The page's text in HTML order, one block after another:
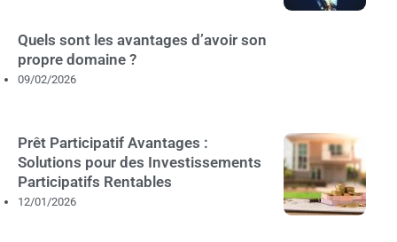
Quels sont les avantages d’avoir son
propre domaine ?
09/02/2026
Prêt Participatif Avantages :
Solutions pour des Investissements
Participatifs Rentables
12/01/2026